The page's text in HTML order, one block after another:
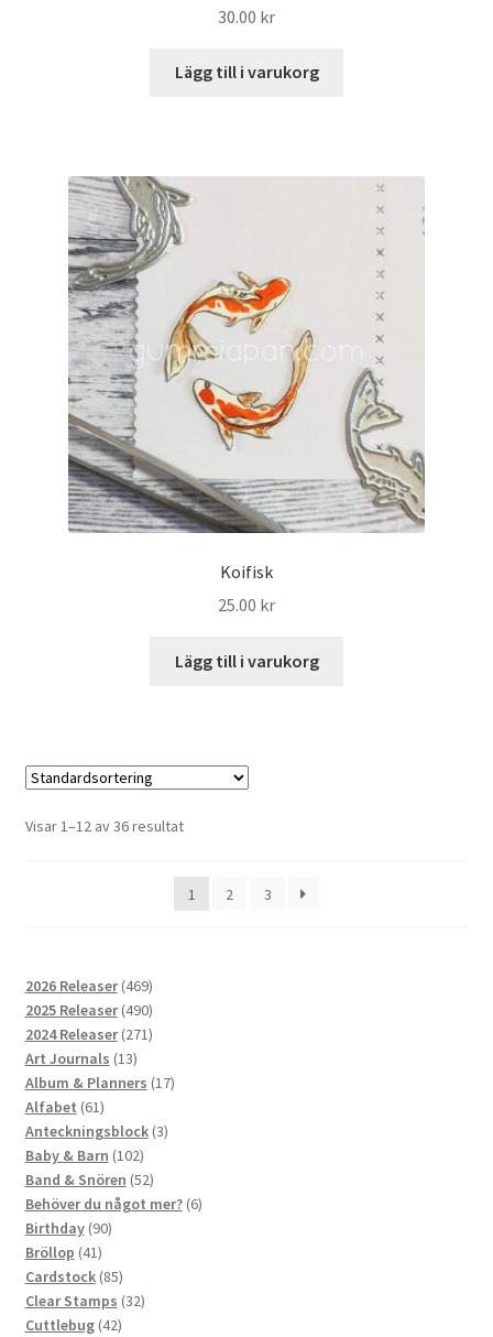
30.00 kr
Lägg till i varukorg
Koifisk
25.00 kr
Lägg till i varukorg
Visar 1–12 av 36 resultat
1 2 3
2026 Releaser 469469
produkter
2025 Releaser 490490
produkter
2024 Releaser 271271
Art Journals 1313
produkter
Album & Planners 1717
Alfabet 6161
produkter
Anteckningsblock 33
Baby & Barn 102102
produkter
Band & Snören 5252
produkter
Behöver du något mer? 66
Birthday 9090
Bröllop 4141
produkter
Cardstock 8585
produkter
Clear Stamps 3232
Cuttlebug 4242